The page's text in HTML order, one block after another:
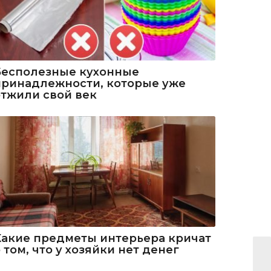
кухонные
которые уже
свой век
предметы интерьера кричат
том, что у хозяйки нет денег